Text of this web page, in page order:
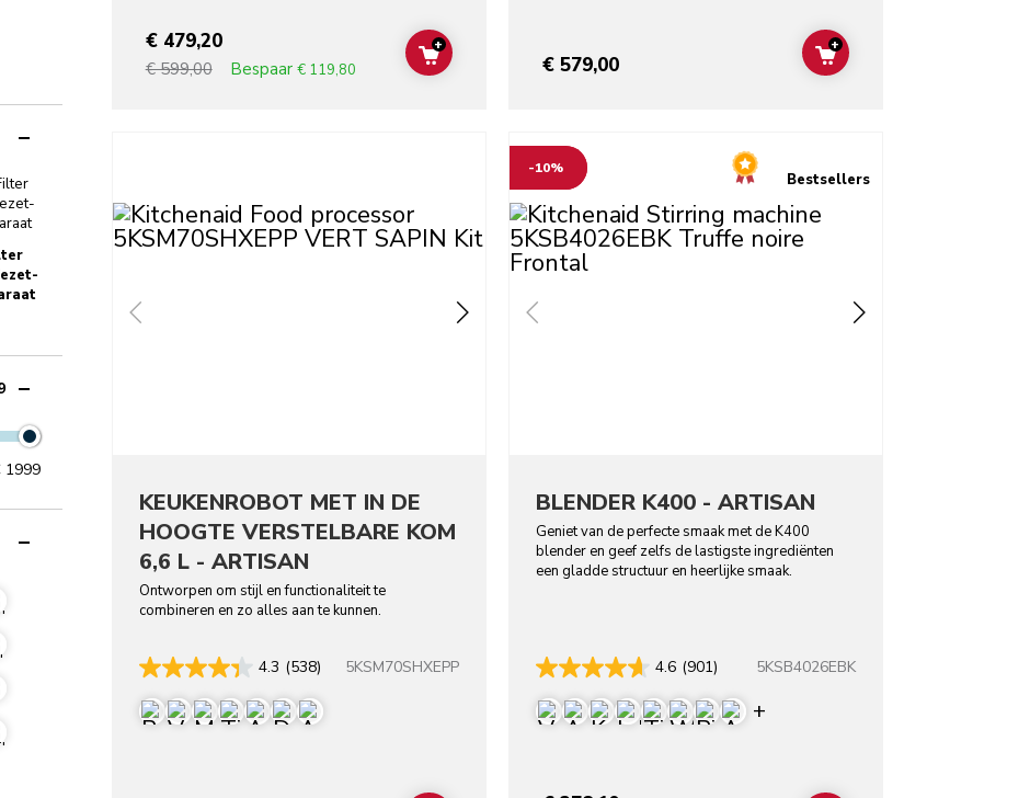
1999
€ 479,20
€ 599,00 Bespaar € 119,80 ADD TO CART
+
€ 579,00 ADD TO CART
+
KEUKEN­ROBOT MET IN DE
HOOGTE VERSTELBARE KOM
6,6 L - ARTISAN
Ontworpen om stijl en functionaliteit te
combineren en zo alles aan te kunnen.
4.3 (538) 5KSM70SHXEPP
-10%
Bestsellers
BLENDER K400 - ARTISAN
Geniet van de perfecte smaak met de K400
blender en geef zelfs de lastigste ingrediënten
een gladde structuur en heerlijke smaak.
4.6 (901) 5KSB4026EBK
Display more colors